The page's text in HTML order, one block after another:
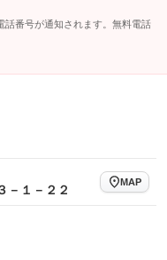
番号が通知されます。無料電話
－１－２２
MAP